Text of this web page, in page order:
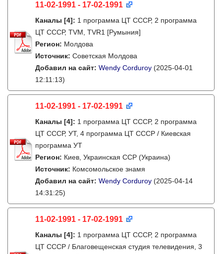
11-02-1991 - 17-02-1991
Каналы [4]: 1 программа ЦТ СССР, 2 программа
ЦТ СССР, TVM, TVR1 [Румыния]
Регион: Молдова
Источник: Советская Молдова
Добавил на сайт: Wendy Corduroy (2025-04-01
12:11:13)
11-02-1991 - 17-02-1991
Каналы [4]: 1 программа ЦТ СССР, 2 программа
ЦТ СССР, УТ, 4 программа ЦТ СССР / Киевская
программа УТ
Регион: Киев, Украинская ССР (Украина)
Источник: Комсомольское знамя
Добавил на сайт: Wendy Corduroy (2025-04-14
14:31:25)
11-02-1991 - 17-02-1991
Каналы [4]: 1 программа ЦТ СССР, 2 программа
ЦТ СССР / Благовещенская студия телевидения, 3